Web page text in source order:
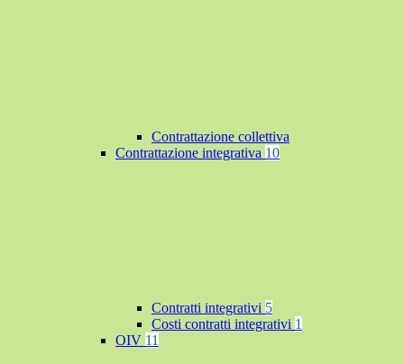
Contrattazione collettiva
Contrattazione integrativa 10
Contratti integrativi 5
Costi contratti integrativi 1
OIV 11